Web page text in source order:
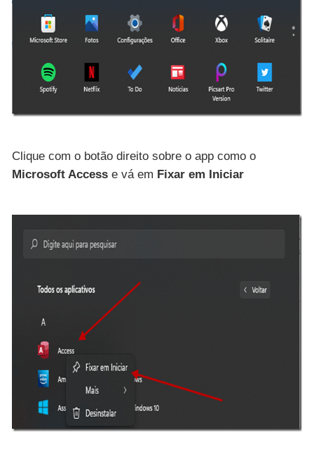
Clique com o botão direito sobre o app como o
Microsoft Accesse vá em Fixar em Iniciar